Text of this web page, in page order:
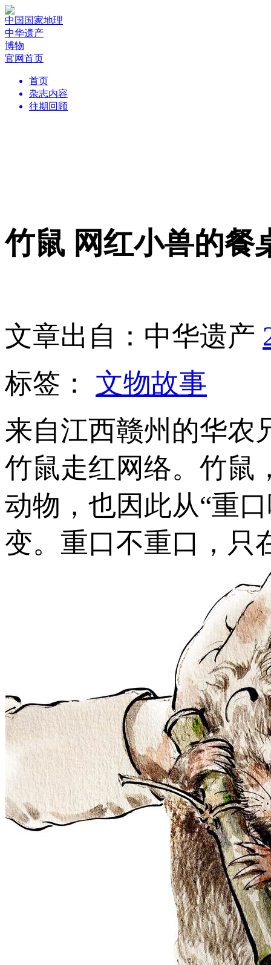
中国国家地理
中华遗产
博物
官网首页
首页
杂志内容
往期回顾
竹鼠 网红小兽的餐
文章出自：中华遗产
标签： 文物故事
来自江西赣州的华农
竹鼠走红网络。竹鼠
动物，也因此从“重
变。重口不重口，只